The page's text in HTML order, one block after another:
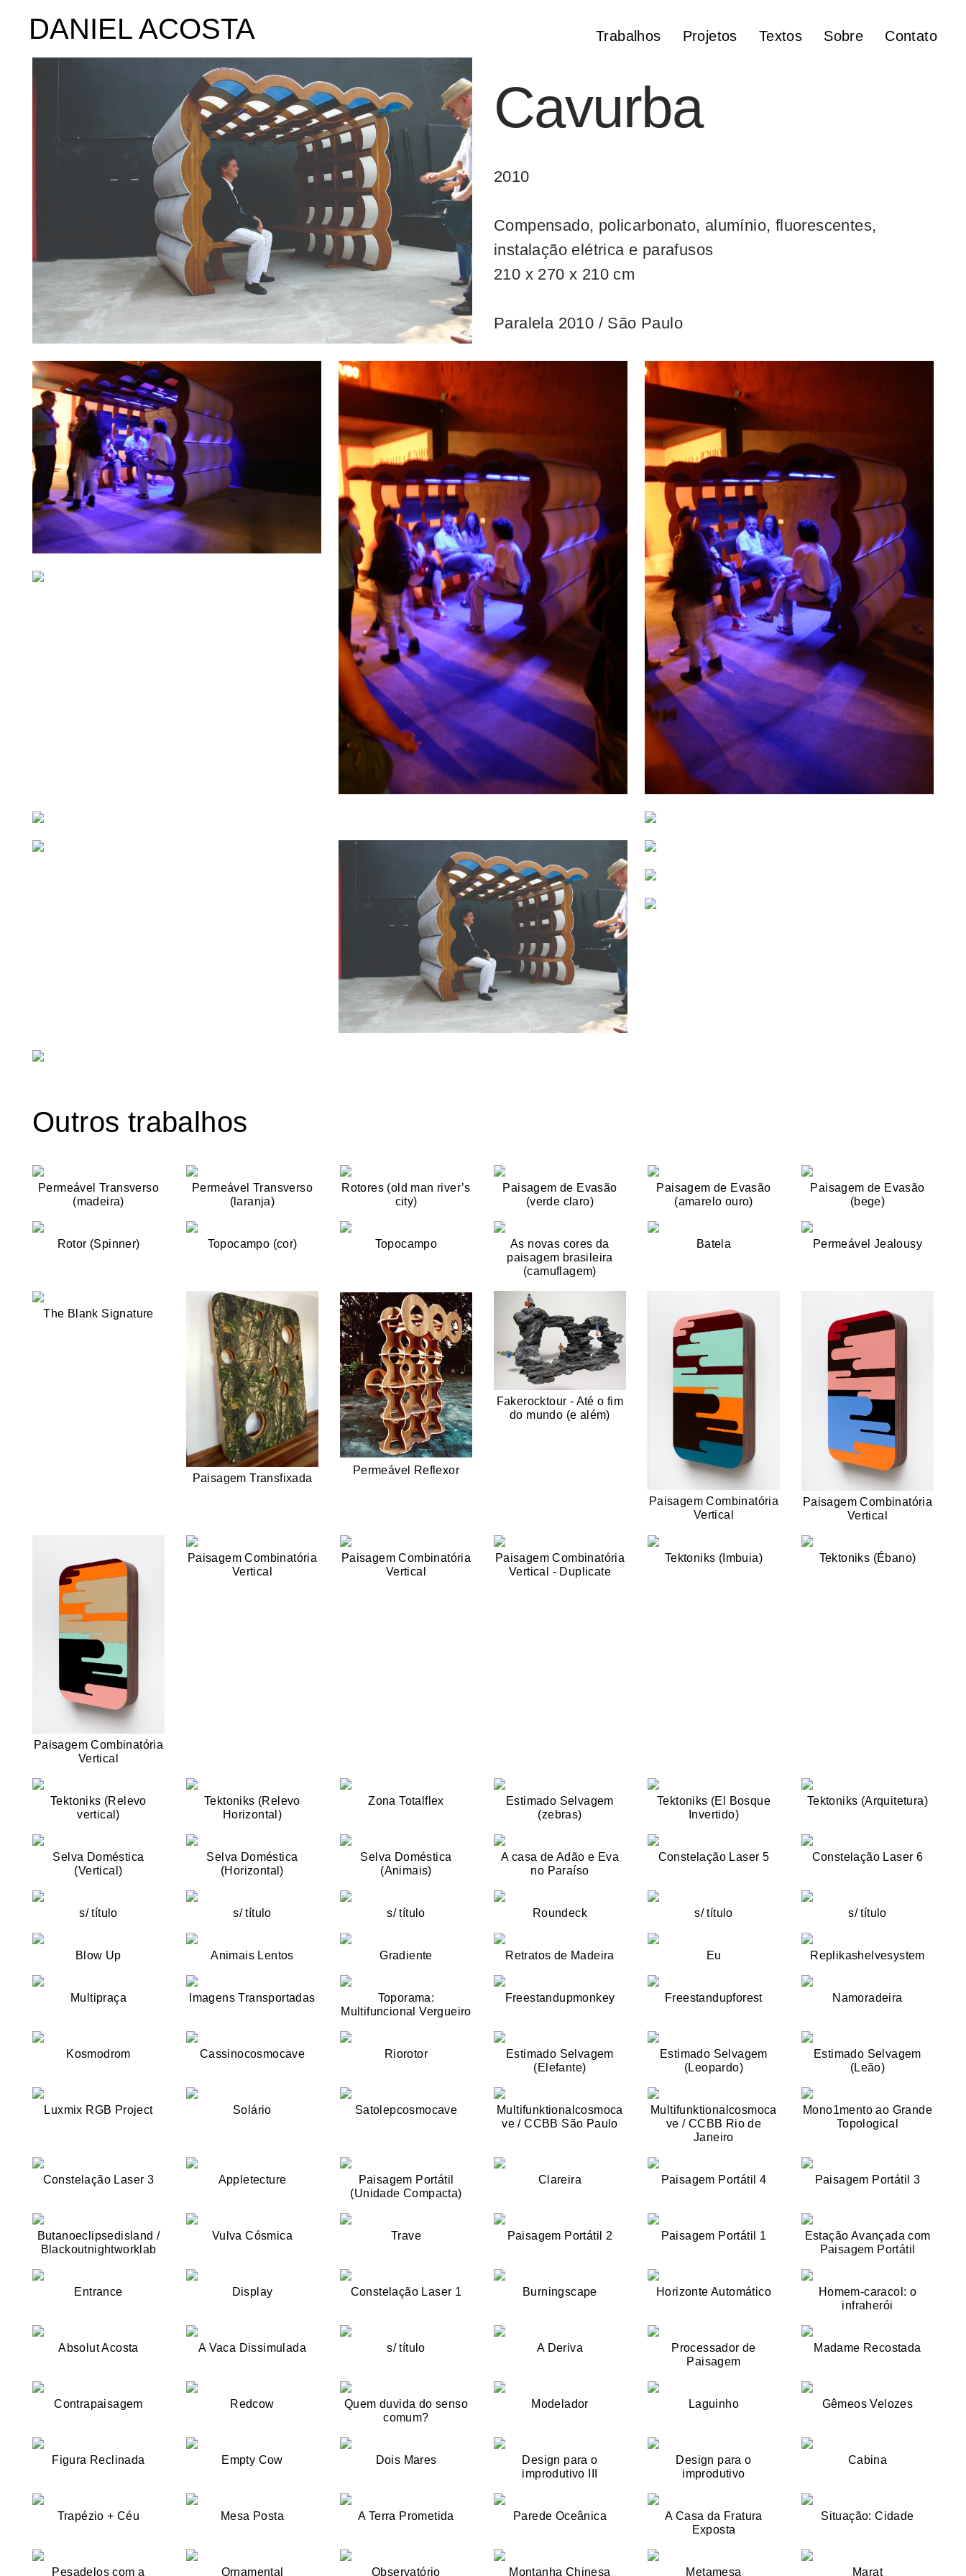
DANIEL ACOSTA Trabalhos Projetos Textos Sobre Contato
Cavurba
2010
Compensado, policarbonato, alumínio, fluorescentes,
instalação elétrica e parafusos
210 x 270 x 210 cm
Paralela 2010 / São Paulo
Outros trabalhos
Permeável Transverso
(madeira)
Permeável Transverso
(laranja)
Rotores (old man river’s
city)
Paisagem de Evasão
(verde claro)
Paisagem de Evasão
(amarelo ouro)
Paisagem de Evasão
(bege)
Rotor (Spinner) Topocampo (cor) Topocampo
As novas cores da
paisagem brasileira
(camuflagem)
Batela Permeável Jealousy
The Blank Signature
Paisagem Transfixada
Permeável Reflexor
Fakerocktour - Até o fim
do mundo (e além)
Paisagem Combinatória
Vertical
Paisagem Combinatória
Vertical
Paisagem Combinatória
Vertical
Paisagem Combinatória
Vertical
Paisagem Combinatória
Vertical
Paisagem Combinatória
Vertical - Duplicate
Tektoniks (Imbuia) Tektoniks (Ébano)
Tektoniks (Relevo
vertical)
Tektoniks (Relevo
Horizontal)
Zona Totalflex
Estimado Selvagem
(zebras)
Tektoniks (El Bosque
Invertido)
Tektoniks (Arquitetura)
Selva Doméstica
(Vertical)
Selva Doméstica
(Horizontal)
Selva Doméstica
(Animais)
A casa de Adão e Eva
no Paraíso
Constelação Laser 5 Constelação Laser 6
s/ título s/ título s/ título Roundeck s/ título s/ título
Blow Up Animais Lentos Gradiente Retratos de Madeira Eu Replikashelvesystem
Multipraça Imagens Transportadas
Toporama:
Multifuncional Vergueiro
Freestandupmonkey Freestandupforest Namoradeira
Kosmodrom Cassinocosmocave Riorotor
Estimado Selvagem
(Elefante)
Estimado Selvagem
(Leopardo)
Estimado Selvagem
(Leão)
Luxmix RGB Project Solário Satolepcosmocave
Multifunktionalcosmoca
ve / CCBB São Paulo
Multifunktionalcosmoca
ve / CCBB Rio de
Janeiro
Mono1mento ao Grande
Topological
Constelação Laser 3 Appletecture
Paisagem Portátil
(Unidade Compacta)
Clareira Paisagem Portátil 4 Paisagem Portátil 3
Butanoeclipsedisland /
Blackoutnightworklab
Vulva Cósmica Trave Paisagem Portátil 2 Paisagem Portátil 1
Estação Avançada com
Paisagem Portátil
Entrance Display Constelação Laser 1 Burningscape Horizonte Automático
Homem-caracol: o
infraherói
Absolut Acosta A Vaca Dissimulada s/ título A Deriva
Processador de
Paisagem
Madame Recostada
Contrapaisagem Redcow
Quem duvida do senso
comum?
Modelador Laguinho Gêmeos Velozes
Figura Reclinada Empty Cow Dois Mares
Design para o
improdutivo III
Design para o
improdutivo
Cabina
Trapézio + Céu Mesa Posta A Terra Prometida Parede Oceânica
A Casa da Fratura
Exposta
Situação: Cidade
Pesadelos com a Ornamental Observatório Montanha Chinesa Metamesa Marat